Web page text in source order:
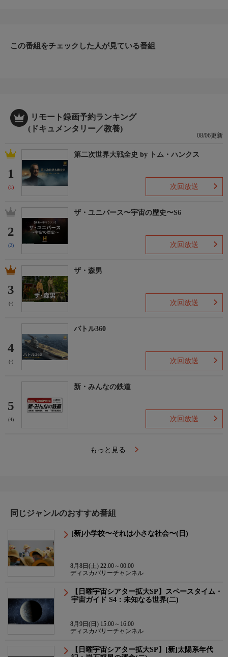
みがえった愛車を見たチップの感想は？
この番組をチェックした人が見ている番組
リモート録画予約ランキング
(ドキュメンタリー／教養)
08/06更新
1
(1)
第二次世界大戦全史 by トム・ハンクス
次回放送
2
(2)
ザ・ユニバース〜宇宙の歴史〜S6
次回放送
3
(-)
ザ・森男
次回放送
4
(-)
バトル360
次回放送
5
(4)
新・みんなの鉄道
次回放送
もっと見る
同じジャンルのおすすめ番組
[新]小学校〜それは小さな社会〜(日)
8月8日(土) 22:00～00:00
ディスカバリーチャンネル
【日曜宇宙シアター拡大SP】スペースタイム・
宇宙ガイド S4：未知なる世界(二)
8月9日(日) 15:00～16:00
ディスカバリーチャンネル
【日曜宇宙シアター拡大SP】[新]太陽系年代